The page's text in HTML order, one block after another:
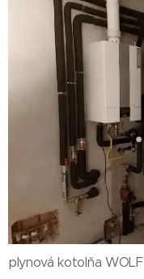
plynová kotolňa WOLF